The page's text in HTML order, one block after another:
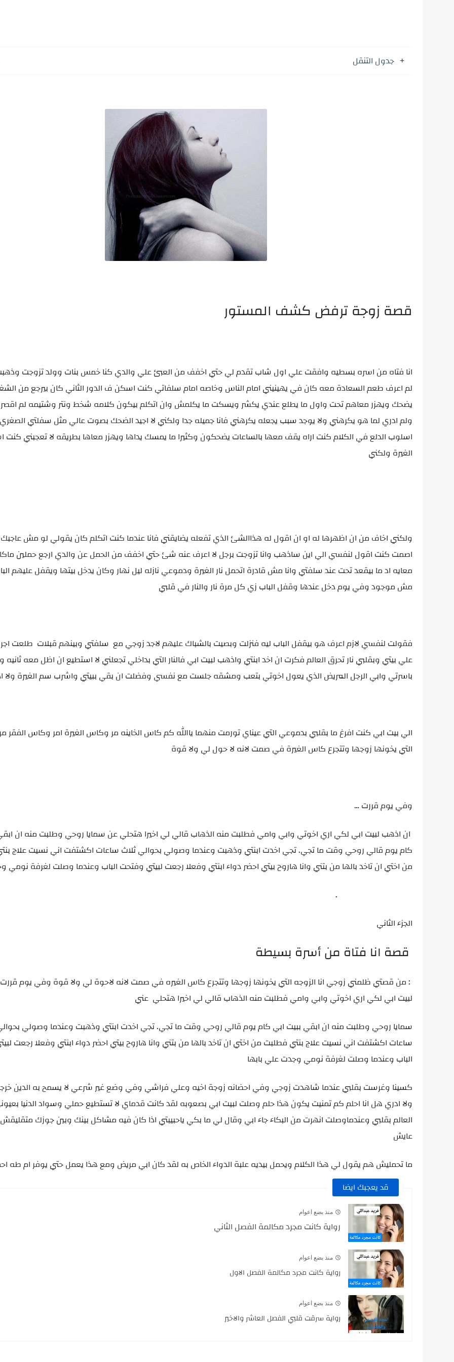
جدول التنقل
قصة زوجة ترفض كشف المستور
انا فتاه من اسره بسطيه وافقت علي اول شاب تقدم لي حتي اخفف من العبئ علي والدي كنا خمس بنات وولد تزوجت
لم اعرف طعم السعادة معه كان في يهينيني امام الناس وخاصه امام سلفاتي كنت اسكن ف الدور الثاني كان بيرجع من
يضحك ويهزر معاهم تحت واول ما يطلع عندي يكشر ويسكت ما يكلمش وان اتكلم بيكون كلامه شخط ونتر وشتيمه لم اقصر
ولم ادري لما هو يكرهني ولا يوجد سبب يجعله يكرهني فانا جميله جدا ولكني لا اجيد الضحك بصوت عالي مثل سفلتي الصغري
اسلوب الدلع في الكلام كنت اراه يقف معها بالساعات يضحكون وكثيرا ما يمسك يداها ويهزر معاها بطريقه لا تعجبني
الغيرة ولكني
ولكني اخاف من ان اظهرها له او ان اقول له هذاالشئ الذي تفعله يضايقني فانا عندما كنت اتكلم كان يقولي لو مش
اصمت كنت اقول لنفسي الي اين ساذهب وانا تزوجت برجل لا اعرف عنه شئ حتي اخفف من الحمل عن والدي ارجع حملين
معايه اد ما بيقعد تحت عند سلفتي وانا مش قادرة اتحمل نار الغيرة ودموعي نازله ليل نهار وكان يدخل بيتها ويقفل عليهم
مش موجود وفي يوم دخل عندها وقفل الباب زي كل مرة نار والنار في قلبي
فقولت لنفسي لازم اعرف هو بيقفل الباب ليه فنزلت وبصيت بالشباك عليهم لاجد زوجي مع سلفتي وبينهم قبلات طلعت
علي بيتي وبقلبي نار تحرق العالم فكرت ان اخد ابنتي واذهب لبيت ابي فالنار التي بداخلي تجعلني لا استطيع ان اظل معه
باسرتي وابي الرجل المريض الذي يعول اخوتي بتعب ومشقه جلست مع نفسي وفضلت ان بقي ببيتي واشرب سم الغيرة ولا
الي بيت ابي كنت افرغ ما بقلبي بدموعي التي عيناي تورمت منهما ياالله كم كاس الخاينه مر وكاس الغيرة امر وكاس الفقر مر
التي يخونها زوجها وتتجرع كاس الغيرة في صمت لانه لا حول لي ولا قوة
وفي يوم قررت …
ان اذهب لبيت ابي لكي اري اخوتي وابي وامي فطلبت منه الذهاب قالي لي اخيرا هتحلي عن سمايا روحي وطلبت منه ان
كام يوم قالي روحي وقت ما تجي. تجي اخدت ابنتي وذهبت وعندما وصولي بحوالي ثلاث ساعات اكشتفت اني نسيت علاج
من اختي ان تاخد بالها من بتني وانا هاروح بيتي احضر دواء ابنتي وفعلا رجعت لبيتي وفتحت الباب وعندما وصلت لغرفة نومي
­ ­ ­ ­ ­ ­ ­ ­ ­ ­ ­ ­ ­ ­ ­ ­ ­ ­ ­ ­ ­ ­ ­ ­ ­ ­ ­ ­ ­ ­ ­ ­ ­ ­ ­ ­ .
الجزء الثاني
قصة انا فتاة من أسرة بسيطة
: من قصتي ظلمني زوجي انا الزوجه التي يخونها زوجها وتتجرع كاس الغيره في صمت لانه لاحوة لي ولا قوة وفي يوم
لبيت ابي لكي اري اخوتي وابي وامي فطلبت منه الذهاب قالي لي اخيرا هتحلي عني ­ ­ ­ ­ ­ ­ ­ ­ ­ ­ ­ ­ ­ ­ ­ ­ ­ ­ ­ ­ ­ ­ ­ ­ ­ ­ ­ ­ ­
سمايا روحي وطلبت منه ان ابقي ببيت ابي كام يوم قالي روحي وقت ما تجي. تجي اخدت ابنتي وذهبت وعندما وصولي
ساعات اكشتفت اني نسيت علاج بنتي فطلبت من اختي ان تاخد بالها من بتني وانا هاروح بيتي احضر دواء ابنتي وفعلا رجعت
الباب وعندما وصلت لغرفة نومي وجدت علي بابها
كسينا وغرست بقلبي عندما شاهدت زوجي وفي احضانه زوجة اخيه وعلي فراشي وفي وضع غير شرعي لا يسمح به الدين
ولا ادري هل انا احلم كم تمنيت يكون هذا حلم وصلت لبيت ابي بصعوبه لقد كانت قدماي لا تستطيع حملي وسواد الدنيا
العالم بقلبي وعندماوصلت انهرت من البكاء جاء ابي وقال لي ما بكي ياحبيبتي اذا كان فيه مشاكل بينك وبين جوزك
عايش ­ ­ ­ ­ ­ ­ ­ ­ ­ ­ ­ ­ ­ ­ ­ ­ ­ ­ ­ ­ ­ ­ ­ ­ ­ ­ ­ ­ ­ ­ ­
ما تحمليش هم يقول لي هذا الكلام ويحمل بيديه علبة الدواء الخاص به لقد كان ابي مريض ومع هذا يعمل حتي يوفر ام طه
قد يعجبك ايضا
منذ بضع اعوام
رواية كانت مجرد مكالمة الفصل الثاني
منذ بضع اعوام
رواية كانت مجرد مكالمة الفصل الاول
منذ بضع اعوام
رواية سرقت قلبي الفصل العاشر والاخير